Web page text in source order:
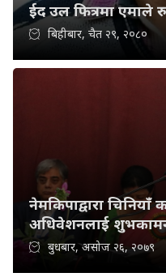
ईद उल फित्रमा एमाले
बिहीबार, चैत २९, २०८०
नेमकिपाद्वारा चिनियाँ
अधिवेशनलाई
बुधबार, असोज २६, २०७९